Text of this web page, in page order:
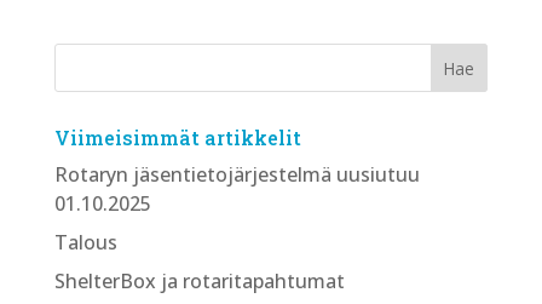
Viimeisimmät artikkelit
Rotaryn jäsentietojärjestelmä uusiutuu
01.10.2025
Talous
ShelterBox ja rotaritapahtumat